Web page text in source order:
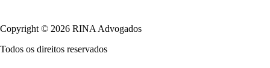
Copyright © 2026 RINA Advogados
Todos os direitos reservados